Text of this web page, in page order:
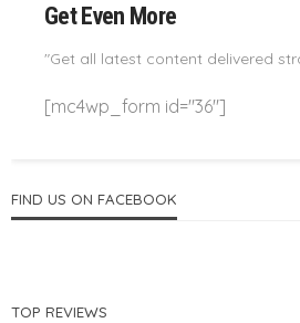
Get Even More
"Get all latest content delivered
[mc4wp_form id="36"]
FIND US ON FACEBOOK
TOP REVIEWS